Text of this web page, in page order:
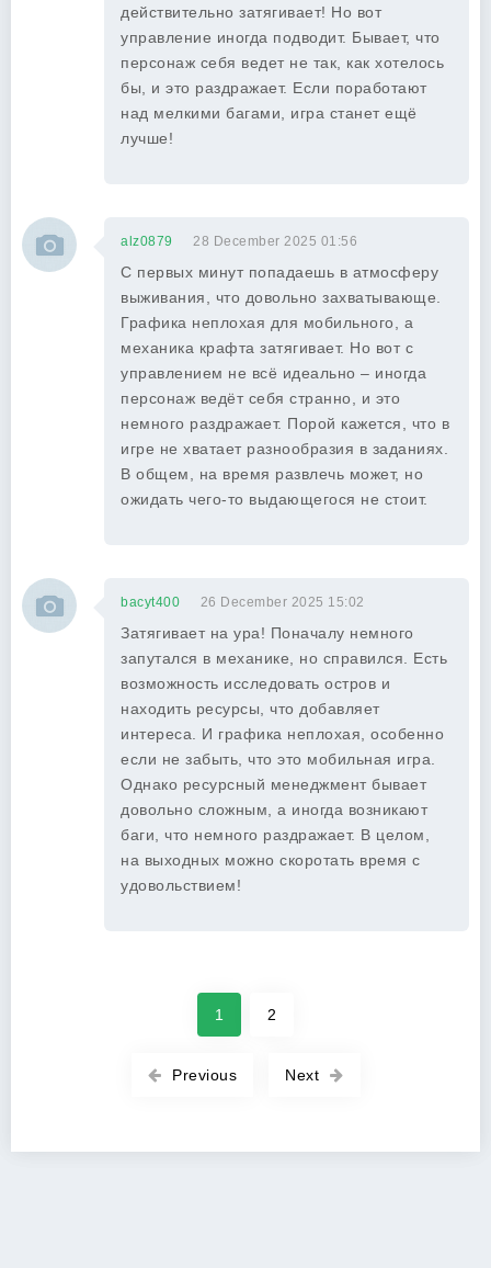
действительно затягивает! Но вот
управление иногда подводит. Бывает, что
персонаж себя ведет не так, как хотелось
бы, и это раздражает. Если поработают
над мелкими багами, игра станет ещё
лучше!
alz0879 28 December 2025 01:56
С первых минут попадаешь в атмосферу
выживания, что довольно захватывающе.
Графика неплохая для мобильного, а
механика крафта затягивает. Но вот с
управлением не всё идеально – иногда
персонаж ведёт себя странно, и это
немного раздражает. Порой кажется, что в
игре не хватает разнообразия в заданиях.
В общем, на время развлечь может, но
ожидать чего-то выдающегося не стоит.
bacyt400 26 December 2025 15:02
Затягивает на ура! Поначалу немного
запутался в механике, но справился. Есть
возможность исследовать остров и
находить ресурсы, что добавляет
интереса. И графика неплохая, особенно
если не забыть, что это мобильная игра.
Однако ресурсный менеджмент бывает
довольно сложным, а иногда возникают
баги, что немного раздражает. В целом,
на выходных можно скоротать время с
удовольствием!
Previous
1 2
Next